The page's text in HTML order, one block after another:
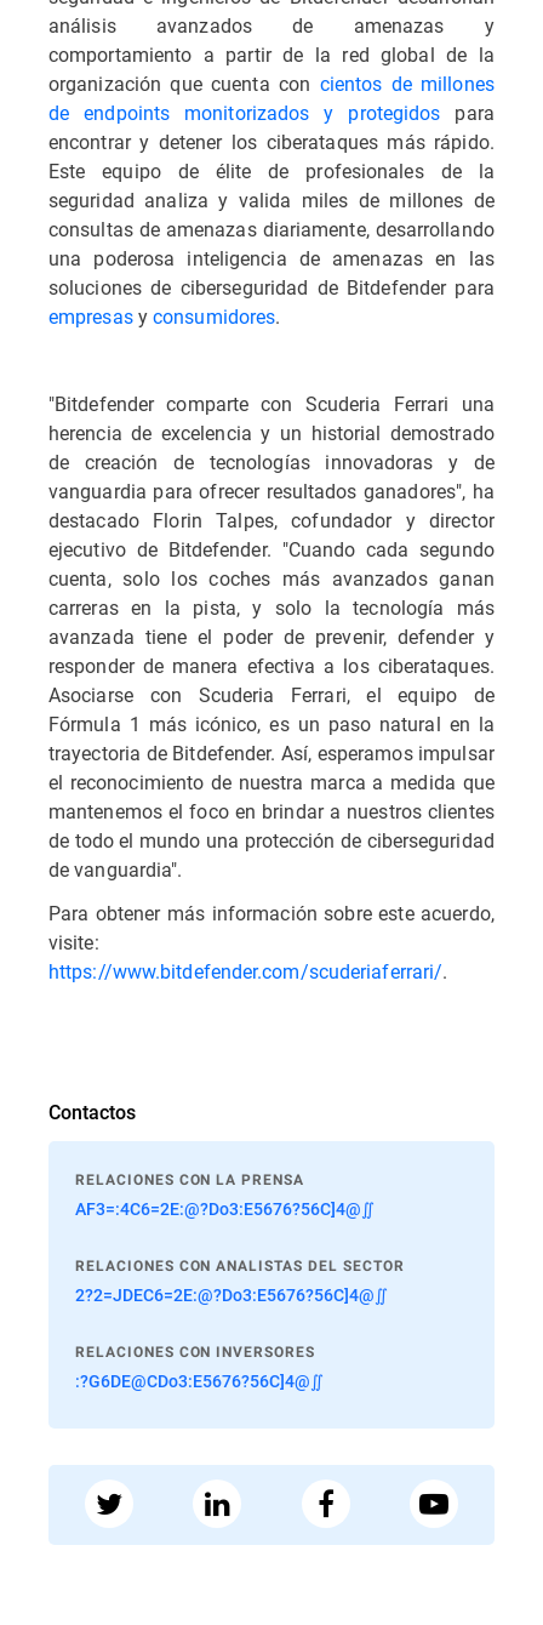
análisis avanzados de amenazas y
comportamiento a partir de la red global de la
organización que cuenta con cientos de millones
de endpoints monitorizados y protegidos para
encontrar y detener los ciberataques más rápido.
Este equipo de élite de profesionales de la
seguridad analiza y valida miles de millones de
consultas de amenazas diariamente, desarrollando
una poderosa inteligencia de amenazas en las
soluciones de ciberseguridad de Bitdefender para
empresasyconsumidores.
"Bitdefender comparte con Scuderia Ferrari una
herencia de excelencia y un historial demostrado
de creación de tecnologías innovadoras y de
vanguardia para ofrecer resultados ganadores", ha
destacado Florin Talpes, cofundador y director
ejecutivo de Bitdefender. "Cuando cada segundo
cuenta, solo los coches más avanzados ganan
carreras en la pista, y solo la tecnología más
avanzada tiene el poder de prevenir, defender y
responder de manera efectiva a los ciberataques.
Asociarse con Scuderia Ferrari, el equipo de
Fórmula 1 más icónico, es un paso natural en la
trayectoria de Bitdefender. Así, esperamos impulsar
el reconocimiento de nuestra marca a medida que
mantenemos el foco en brindar a nuestros clientes
de todo el mundo una protección de ciberseguridad
de vanguardia".
Para obtener más información sobre este acuerdo,
visite:
https://www.bitdefender.com/scuderiaferrari/.
Contactos
RELACIONES CON LA PRENSA
AF3=:4C6=2E:@?Do3:E5676?56C]4@∬
RELACIONES CON ANALISTAS DEL SECTOR
2?2=JDEC6=2E:@?Do3:E5676?56C]4@∬
RELACIONES CON INVERSORES
:?G6DE@CDo3:E5676?56C]4@∬